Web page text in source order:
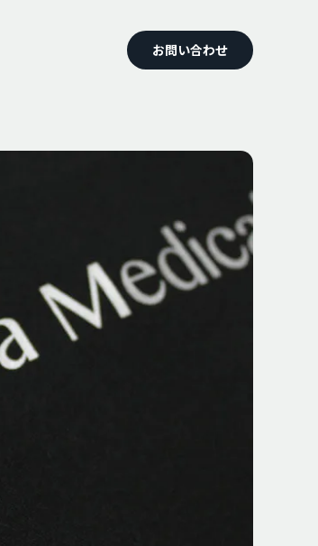
お問い合わせ